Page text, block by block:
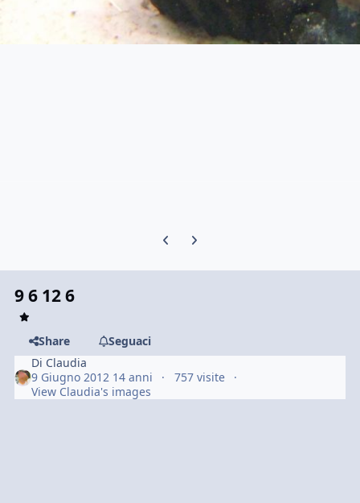
Previous carousel slide
Next carousel slide
9 6 12 6
Share
Seguaci
Di Claudia
9 Giugno 2012 14 anni
757 visite
View Claudia's images